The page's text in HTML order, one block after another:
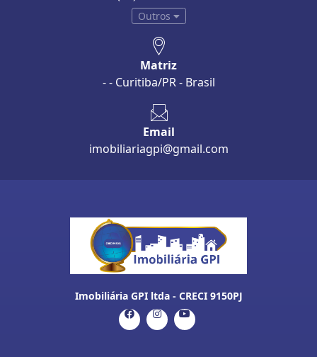
Outros
Matriz
- - Curitiba/PR - Brasil
Email
imobiliariagpi@gmail.com
Imobiliária GPI ltda - CRECI 9150PJ